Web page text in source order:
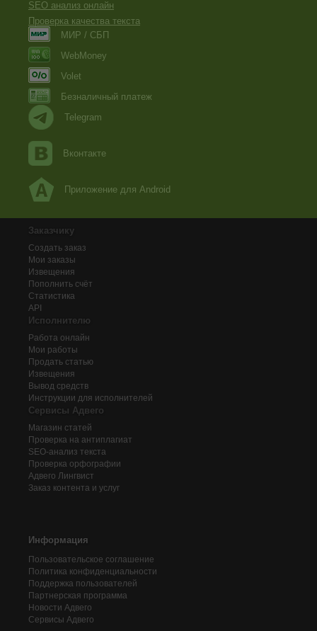
SEO анализ онлайн
Проверка качества текста
МИР / СБП
WebMoney
Volet
Безналичный платеж
Telegram
Вконтакте
Приложение для Android
Заказчику
Создать заказ
Мои заказы
Извещения
Пополнить счёт
Статистика
API
Исполнителю
Работа онлайн
Мои работы
Продать статью
Извещения
Вывод средств
Инструкции для исполнителей
Сервисы Адвего
Магазин статей
Проверка на антиплагиат
SEO-анализ текста
Проверка орфографии
Адвего Лингвист
Заказ контента и услуг
Информация
Пользовательское соглашение
Политика конфиденциальности
Поддержка пользователей
Партнерская программа
Новости Адвего
Сервисы Адвего